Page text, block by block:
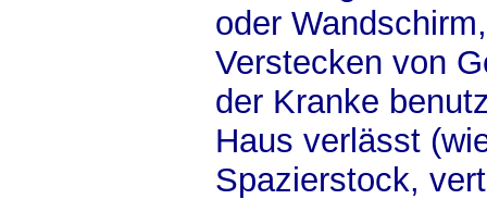
oder
Verstecken von
der Kranke
Haus verlässt
Spazierstock,